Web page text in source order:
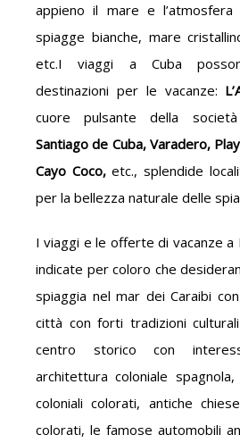
appieno il mare e l’atmosfera
spiagge bianche, mare
etc.I viaggi a Cuba
destinazioni per le vacanze:
cuore pulsante della
Santiago de Cuba, Varadero,
Cayo Coco,etc., splendide
per la bellezza naturale delle
I viaggi e le offerte di vacanze a
indicate per coloro che
spiaggia nel mar dei Caraibi
città con forti tradizioni
centro storico con
architettura coloniale
coloniali colorati, antiche
colorati, le famose automobili